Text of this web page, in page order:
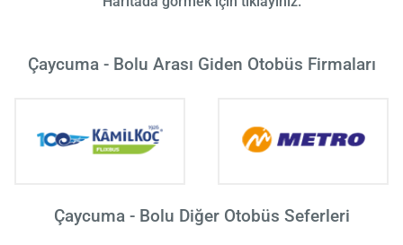
Çaycuma - Bolu Arası Giden Otobüs Firmaları
Çaycuma - Bolu Diğer Otobüs Seferleri